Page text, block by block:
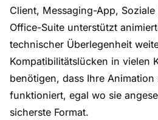
Client, Messaging-App,
Office-Suite unterstützt
technischer Überlegenheit
Kompatibilitätslücken in vielen
benötigen, dass Ihre Animation
funktioniert, egal wo sie
sicherste Format.